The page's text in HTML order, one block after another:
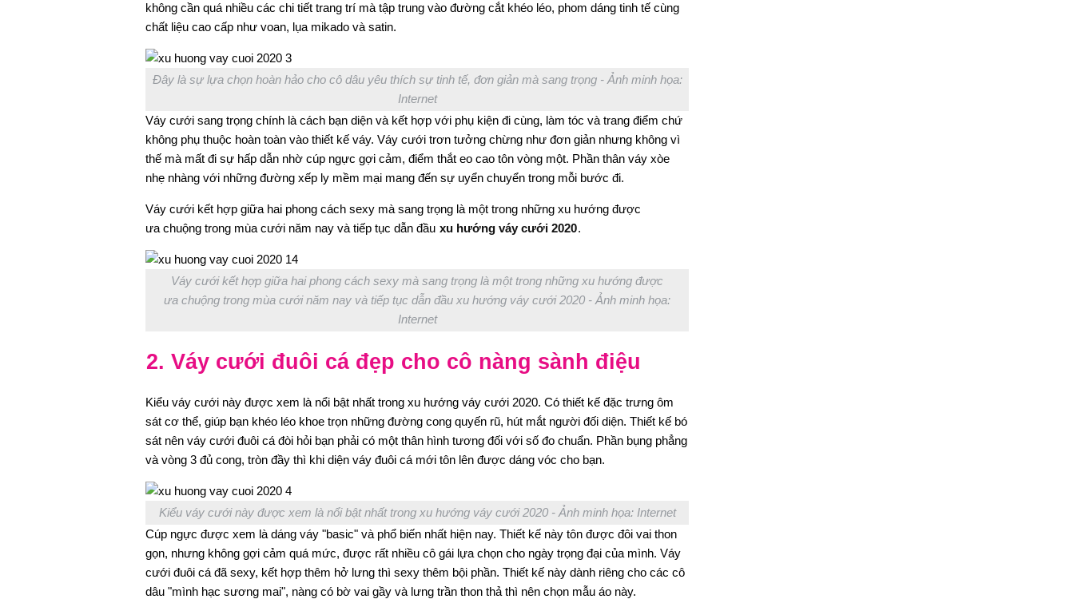
không cần quá nhiều các chi tiết trang trí mà tập trung vào đường cắt khéo léo, phom dáng tinh tế cùng
chất liệu cao cấp như voan, lụa mikado và satin.
Đây là sự lựa chọn hoàn hảo cho cô dâu yêu thích sự tinh tế, đơn giản mà sang trọng - Ảnh minh họa:
Internet
Váy cưới sang trọng chính là cách bạn diện và kết hợp với phụ kiện đi cùng, làm tóc và trang điểm chứ
không phụ thuộc hoàn toàn vào thiết kế váy. Váy cưới trơn tưởng chừng như đơn giản nhưng không vì
thế mà mất đi sự hấp dẫn nhờ cúp ngực gợi cảm, điểm thắt eo cao tôn vòng một. Phần thân váy xòe
nhẹ nhàng với những đường xếp ly mềm mại mang đến sự uyển chuyển trong mỗi bước đi.
Váy cưới kết hợp giữa hai phong cách sexy mà sang trọng là một trong những xu hướng được
ưa chuộng trong mùa cưới năm nay và tiếp tục dẫn đầu xu hướng váy cưới 2020.
Váy cưới kết hợp giữa hai phong cách sexy mà sang trọng là một trong những xu hướng được
ưa chuộng trong mùa cưới năm nay và tiếp tục dẫn đầu xu hướng váy cưới 2020 - Ảnh minh họa:
Internet
2. Váy cưới đuôi cá đẹp cho cô nàng sành điệu
Kiểu váy cưới này được xem là nổi bật nhất trong xu hướng váy cưới 2020. Có thiết kế đặc trưng ôm
sát cơ thể, giúp bạn khéo léo khoe trọn những đường cong quyến rũ, hút mắt người đối diện. Thiết kế bó
sát nên váy cưới đuôi cá đòi hỏi bạn phải có một thân hình tương đối với số đo chuẩn. Phần bụng phẳng
và vòng 3 đủ cong, tròn đầy thì khi diện váy đuôi cá mới tôn lên được dáng vóc cho bạn.
Kiểu váy cưới này được xem là nổi bật nhất trong xu hướng váy cưới 2020 - Ảnh minh họa: Internet
Cúp ngực được xem là dáng váy "basic" và phổ biến nhất hiện nay. Thiết kế này tôn được đôi vai thon
gọn, nhưng không gợi cảm quá mức, được rất nhiều cô gái lựa chọn cho ngày trọng đại của mình. Váy
cưới đuôi cá đã sexy, kết hợp thêm hở lưng thì sexy thêm bội phần. Thiết kế này dành riêng cho các cô
dâu "mình hạc sương mai", nàng có bờ vai gầy và lưng trần thon thả thì nên chọn mẫu áo này.